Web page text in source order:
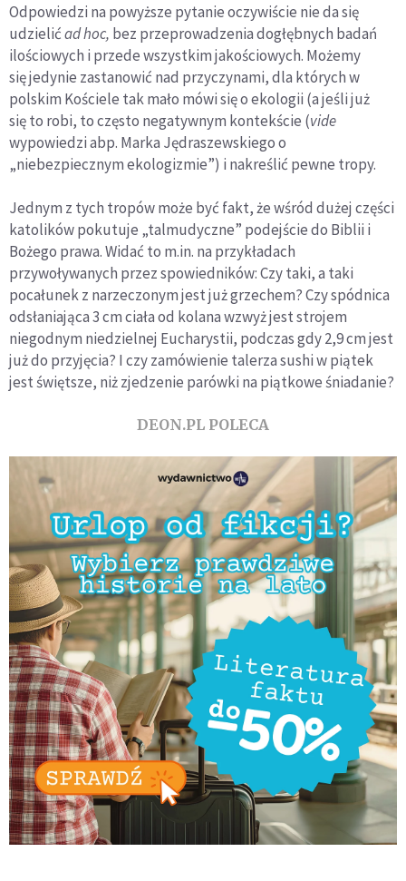
Odpowiedzi na powyższe pytanie oczywiście nie da się
udzielićad hoc, bez przeprowadzenia dogłębnych badań
ilościowych i przede wszystkim jakościowych. Możemy
się jedynie zastanowić nad przyczynami, dla których w
polskim Kościele tak mało mówi się o ekologii (a jeśli już
się to robi, to często negatywnym kontekście (vide
wypowiedzi abp. Marka Jędraszewskiego o
„niebezpiecznym ekologizmie”) i nakreślić pewne tropy.
Jednym z tych tropów może być fakt, że wśród dużej części
katolików pokutuje „talmudyczne” podejście do Biblii i
Bożego prawa. Widać to m.in. na przykładach
przywoływanych przez spowiedników: Czy taki, a taki
pocałunek z narzeczonym jest już grzechem? Czy spódnica
odsłaniająca 3 cm ciała od kolana wzwyż jest strojem
niegodnym niedzielnej Eucharystii, podczas gdy 2,9 cm jest
już do przyjęcia? I czy zamówienie talerza sushi w piątek
jest świętsze, niż zjedzenie parówki na piątkowe śniadanie?
DEON.PL POLECA